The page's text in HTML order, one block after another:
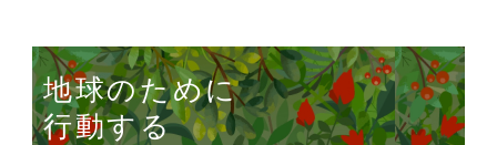
地球のために
行動する